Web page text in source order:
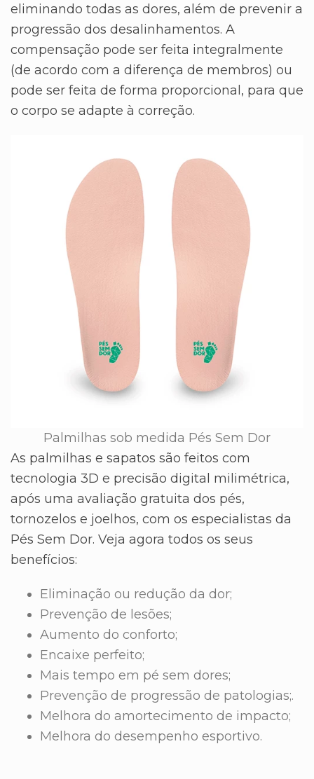
eliminando todas as dores, além de prevenir a
progressão dos desalinhamentos. A
compensação pode ser feita integralmente
(de acordo com a diferença de membros) ou
pode ser feita de forma proporcional, para que
o corpo se adapte à correção.
Palmilhas sob medida Pés Sem Dor
As palmilhas e sapatos são feitos com
tecnologia 3D e precisão digital milimétrica,
após uma avaliação gratuita dos pés,
tornozelos e joelhos, com os especialistas da
Pés Sem Dor. Veja agora todos os seus
benefícios:
Eliminação ou redução da dor;
Prevenção de lesões;
Aumento do conforto;
Encaixe perfeito;
Mais tempo em pé sem dores;
Prevenção de progressão de patologias;.
Melhora do amortecimento de impacto;
Melhora do desempenho esportivo.